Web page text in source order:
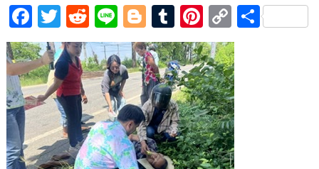
F
ac
e
b
o
o
k
T
w
itt
er
R
e
d
di
t
Li
n
e
Bl
o
g
g
er
T
u
m
bl
r
Pi
nt
er
e
st
C
o
p
y
Li
n
k
S